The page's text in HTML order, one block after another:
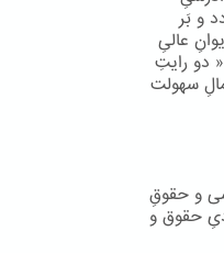
و بَر
دیوانِ عالیِ
دو رایتِ
سهولت
و حقوقِ
حقوق و